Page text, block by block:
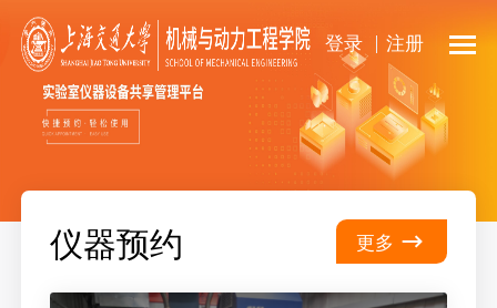
登录 注册
仪器预约 更多